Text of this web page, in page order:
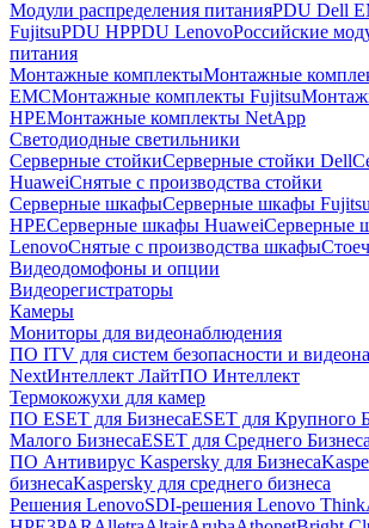
Модули распределения питанияPDU Dell
FujitsuPDU HPPDU LenovoРоссийские
питания
Монтажные комплектыМонтажные
EMCМонтажные комплекты Fujitsu
HPEМонтажные комплекты NetApp
Светодиодные светильники
Серверные стойкиСерверные стойки Dell
HuaweiСнятые с производства стойки
Серверные шкафыСерверные шкафы Fujitsu
HPEСерверные шкафы HuaweiСерверные
LenovoСнятые с производства шкафы
Видеодомофоны и опции
Видеорегистраторы
Камеры
Мониторы для видеонаблюдения
ПО ITV для систем безопасности и
NextИнтеллект ЛайтПО Интеллект
Термокожухи для камер
ПО ESET для БизнесаESET для Крупного
Малого БизнесаESET для Среднего Бизнеса
ПО Антивирус Kaspersky для Бизнеса
бизнесаKaspersky для среднего бизнеса
Решения LenovoSDI-решения Lenovo